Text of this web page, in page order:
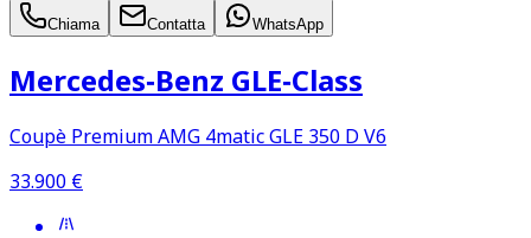
Chiama Contatta WhatsApp
Mercedes‑Benz GLE‑Class
Coupè Premium AMG 4matic GLE 350 D V6
33.900 €